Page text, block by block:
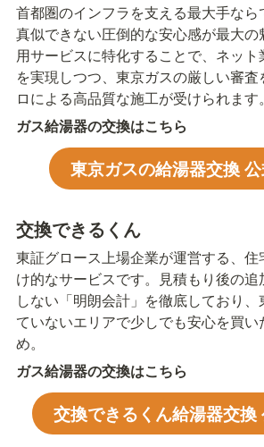
首都圏のインフラを支える最大手な
真似できない圧倒的な安心感が最大
用サービスに特化することで、ネッ
を実現しつつ、東京ガスの厳しい審
ロによる高品質な施工が受けられます。
ガス給湯器の交換はこちら
東京ガスの給湯器交換
交換できるくん
東証グロース上場企業が運営する、
け的なサービスです。見積もり後の
しない「明朗会計」を徹底しており
ていないエリアで少しでも安心を買い
め。
ガス給湯器の交換はこちら
交換できるくん給湯器交換